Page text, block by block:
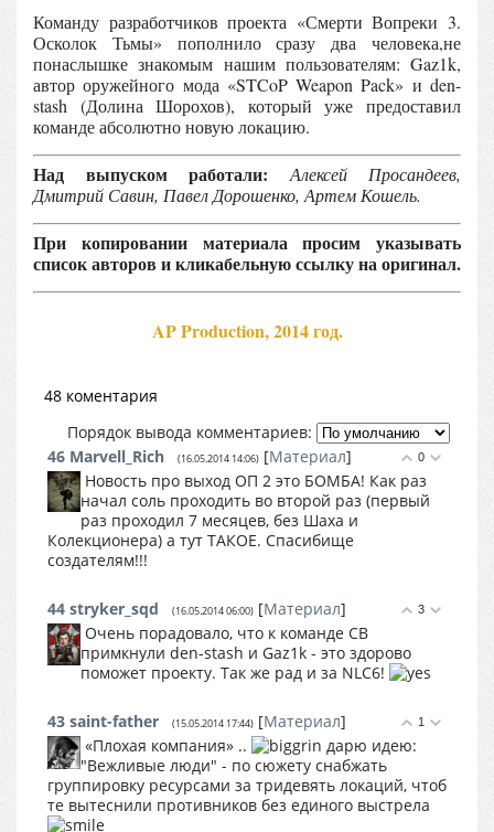
Команду разработчиков проекта «Смерти Вопреки 3.
Осколок Тьмы» пополнило сразу два человека,не
понаслышке знакомым нашим пользователям: Gaz1k,
автор оружейного мода «STCoP Weapon Pack» и den-
stash (Долина Шорохов), который уже предоставил
команде абсолютно новую локацию.
Над выпуском работали:
Алексей Просандеев,
Дмитрий Савин, Павел Дорошенко, Артем Кошель.
При копировании материала просим указывать
список авторов и кликабельную ссылку на оригинал.
AP Production, 2014 год.
48 коментария
Порядок вывода комментариев:
0
46 Marvell_Rich (16.05.2014 14:06) [Материал]
Новость про выход ОП 2 это БОМБА! Как раз
начал соль проходить во второй раз (первый
раз проходил 7 месяцев, без Шаха и
Колекционера) а тут ТАКОЕ. Спасибище
создателям!!!
3
44 stryker_sqd (16.05.2014 06:00) [Материал]
Очень порадовало, что к команде СВ
примкнули den-stash и Gaz1k - это здорово
поможет проекту. Так же рад и за NLC6!
1
43 saint-father (15.05.2014 17:44) [Материал]
«Плохая компания» ..
дарю идею:
"Вежливые люди" - по сюжету снабжать
группировку ресурсами за тридевять локаций, чтоб
те вытеснили противников без единого выстрела